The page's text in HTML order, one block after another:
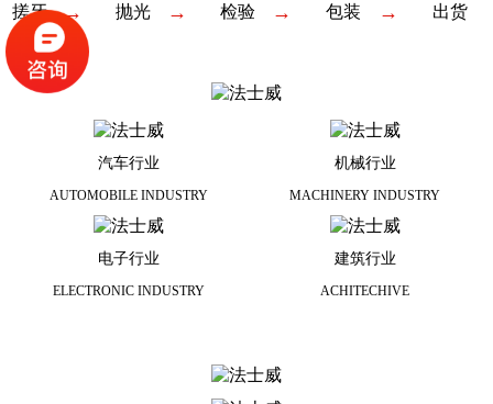
搓牙 → 抛光 → 检验 → 包装 → 出货
汽车行业
AUTOMOBILE INDUSTRY
机械行业
MACHINERY INDUSTRY
电子行业
ELECTRONIC INDUSTRY
建筑行业
ACHITECHIVE